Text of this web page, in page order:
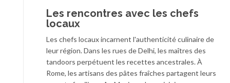
Les rencontres avec les chefs
locaux
Les chefs locaux incarnent l'authenticité culinaire de
leur région. Dans les rues de Delhi, les maîtres des
tandoors perpétuent les recettes ancestrales. À
Rome, les artisans des pâtes fraîches partagent leurs